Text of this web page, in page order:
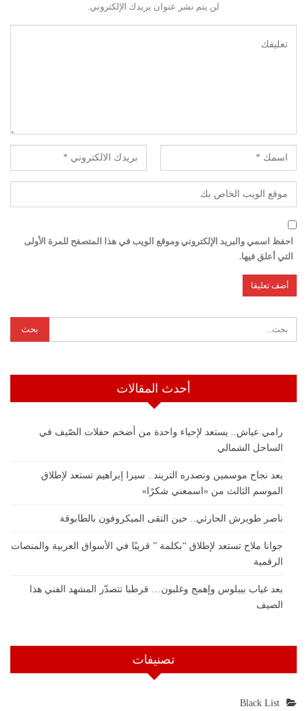
لن يتم نشر عنوان بريدك الإلكتروني.
احفظ اسمي والبريد الإلكتروني وموقع الويب في هذا المتصفح للمرة الأولى
التي أعلق فيها.
أحدث المقالات
رامي عياش.. يستعد لإحياء واحدة من أضخم حفلات الصّيف في
الساحل الشمالي
بعد نجاح موسمين وتصدره التريند.. سيرا إبراهيم تستعد لإطلاق
الموسم الثالث من «اسمعني شكرًا»
ناصر طويرش الحارثي.. حين التقى الميكروفون بالطابوقة
جوانا ملاح تستعد لإطلاق “بكلمة ” قريبًا في الأسواق العربية والمنصات
الرقمية
بعد غياب بيبلوس وإهمج وغلبون… قرطبا تتصدّر المشهد الفني هذا
الصيف
تصنيفات
Black List